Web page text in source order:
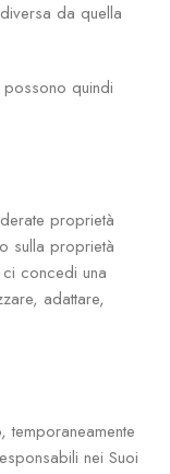
da quella
quindi
proprietà
sulla proprietà
concedi una
adattare,
nei Suoi